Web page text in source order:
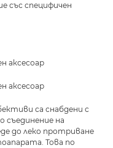
със специфичен
аксесоар
аксесоар
са снабдени с
на
до леко протриване
Това по